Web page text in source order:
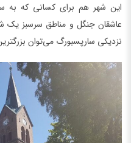
این شهر هم برای کسانی که به
عاشقان جنگل و مناطق سرسبز یک
نزدیکی سارپسبورگ می‌توان